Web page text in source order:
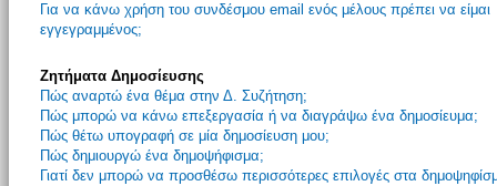
Για να κάνω χρήση του συνδέσμου email ενός μέλους πρέπει να είμαι
εγγεγραμμένος;
Ζητήματα Δημοσίευσης
Πώς αναρτώ ένα θέμα στην Δ. Συζήτηση;
Πώς μπορώ να κάνω επεξεργασία ή να διαγράψω ένα δημοσίευμα;
Πώς θέτω υπογραφή σε μία δημοσίευση μου;
Πώς δημιουργώ ένα δημοψήφισμα;
Γιατί δεν μπορώ να προσθέσω περισσότερες επιλογές στα